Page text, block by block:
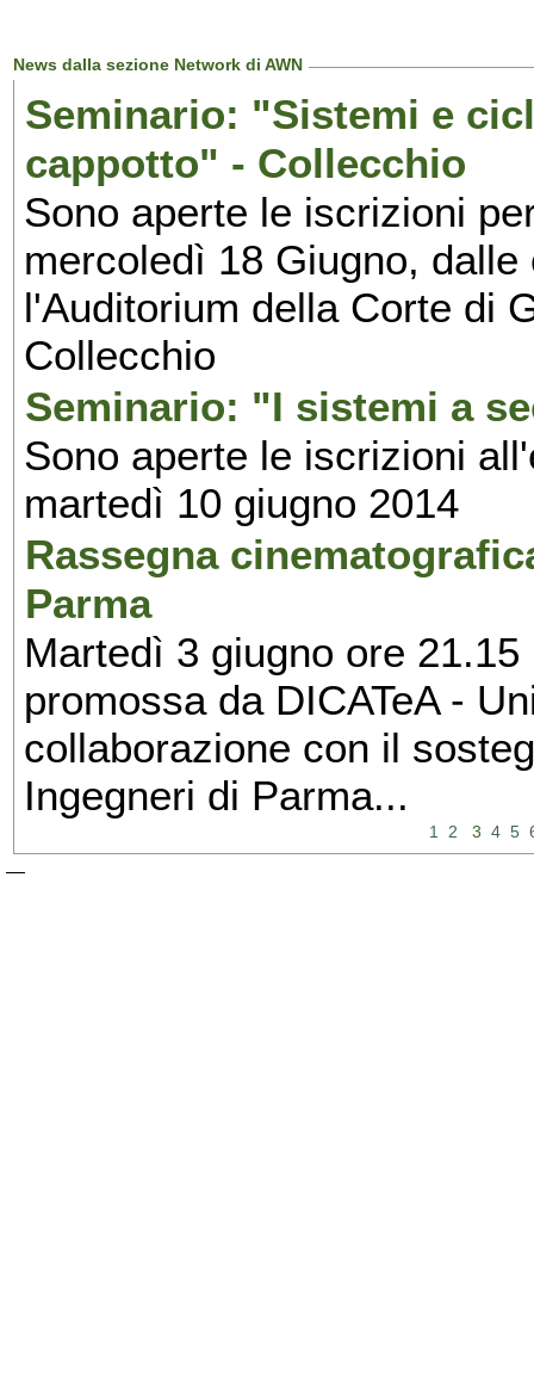
News dalla sezione Network di AWN
Seminario: "Sistemi e
cappotto" - Collecchio
Sono aperte le iscrizioni
mercoledì 18 Giugno,
l'Auditorium della Corte di
Collecchio
Seminario: "I sistemi a
Sono aperte le iscrizioni
martedì 10 giugno 2014
Rassegna
Parma
Martedì 3 giugno ore
promossa da DICATeA -
collaborazione con il
Ingegneri di Parma...
1 2 3 4 5